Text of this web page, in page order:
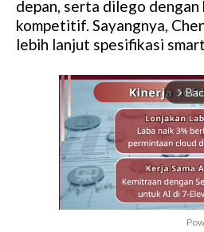
depan, serta dilego dengan
kompetitif. Sayangnya,
lebih lanjut spesifikasi
arrow_forward_ios